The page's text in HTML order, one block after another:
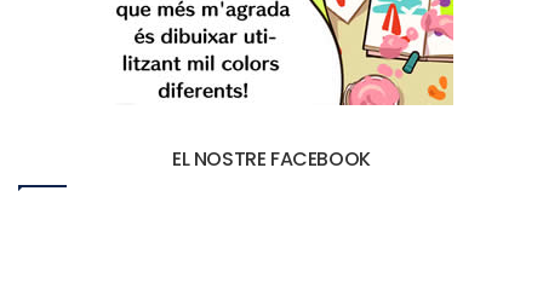
EL NOSTRE FACEBOOK